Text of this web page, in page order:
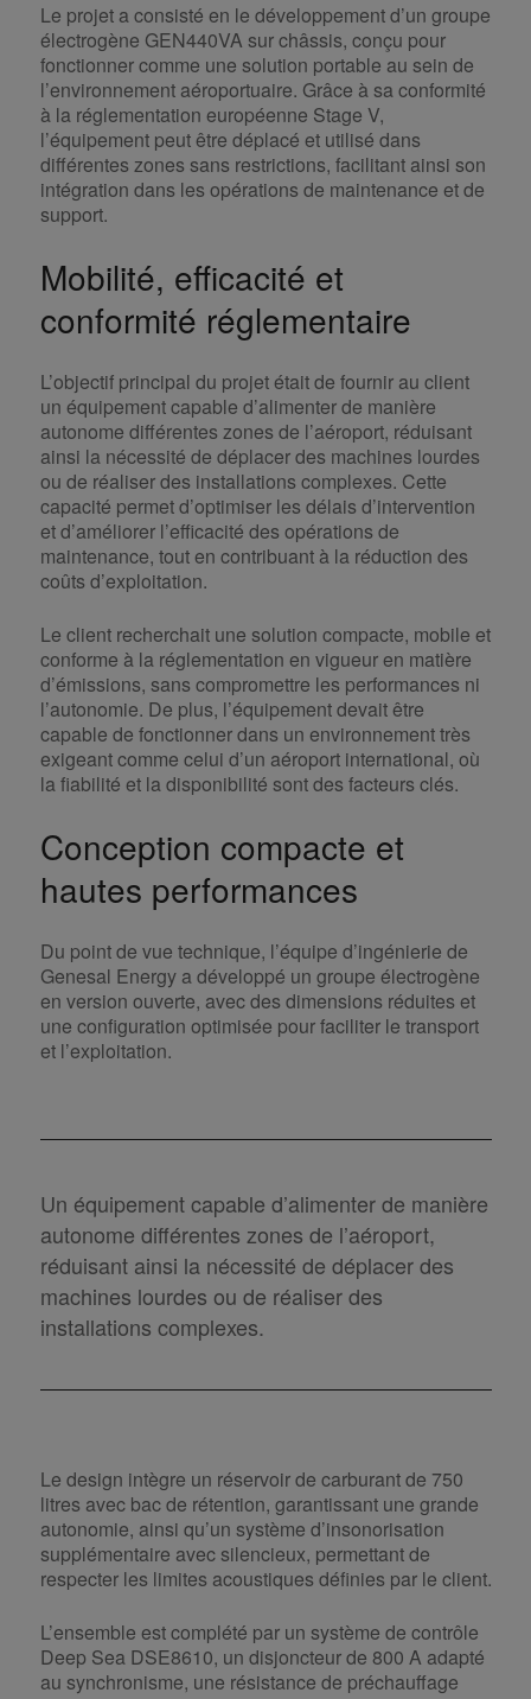
Le projet a consisté en le développement d’un groupe
électrogène GEN440VA sur châssis, conçu pour
fonctionner comme une solution portable au sein de
l’environnement aéroportuaire. Grâce à sa conformité
à la réglementation européenne Stage V,
l’équipement peut être déplacé et utilisé dans
différentes zones sans restrictions, facilitant ainsi son
intégration dans les opérations de maintenance et de
support.
Mobilité, efficacité et
conformité réglementaire
L’objectif principal du projet était de fournir au client
un équipement capable d’alimenter de manière
autonome différentes zones de l’aéroport, réduisant
ainsi la nécessité de déplacer des machines lourdes
ou de réaliser des installations complexes. Cette
capacité permet d’optimiser les délais d’intervention
et d’améliorer l’efficacité des opérations de
maintenance, tout en contribuant à la réduction des
coûts d’exploitation.
Le client recherchait une solution compacte, mobile et
conforme à la réglementation en vigueur en matière
d’émissions, sans compromettre les performances ni
l’autonomie. De plus, l’équipement devait être
capable de fonctionner dans un environnement très
exigeant comme celui d’un aéroport international, où
la fiabilité et la disponibilité sont des facteurs clés.
Conception compacte et
hautes performances
Du point de vue technique, l’équipe d’ingénierie de
Genesal Energy a développé un groupe électrogène
en version ouverte, avec des dimensions réduites et
une configuration optimisée pour faciliter le transport
et l’exploitation.
Un équipement capable d’alimenter de manière
autonome différentes zones de l’aéroport,
réduisant ainsi la nécessité de déplacer des
machines lourdes ou de réaliser des
installations complexes.
Le design intègre un réservoir de carburant de 750
litres avec bac de rétention, garantissant une grande
autonomie, ainsi qu’un système d’insonorisation
supplémentaire avec silencieux, permettant de
respecter les limites acoustiques définies par le client.
L’ensemble est complété par un système de contrôle
Deep Sea DSE8610, un disjoncteur de 800 A adapté
au synchronisme, une résistance de préchauffage